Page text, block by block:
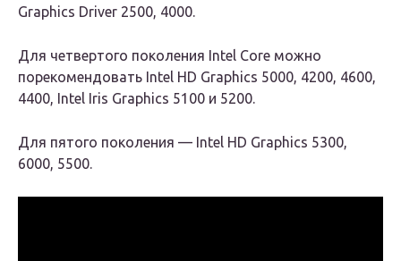
Graphics Driver 2500, 4000.
Для четвертого поколения Intel Core можно
порекомендовать Intel HD Graphics 5000, 4200, 4600,
4400, Intel Iris Graphics 5100 и 5200.
Для пятого поколения — Intel HD Graphics 5300,
6000, 5500.